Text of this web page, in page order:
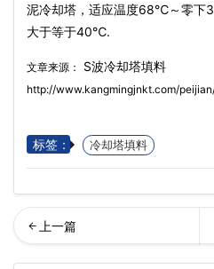
泥冷却塔，适应温度68℃～零下
大于等于40℃.
文章来源： S波冷却塔填料
http://www.kangmingjnkt.com/
标签： 冷却塔填料
美高冷却塔填料…